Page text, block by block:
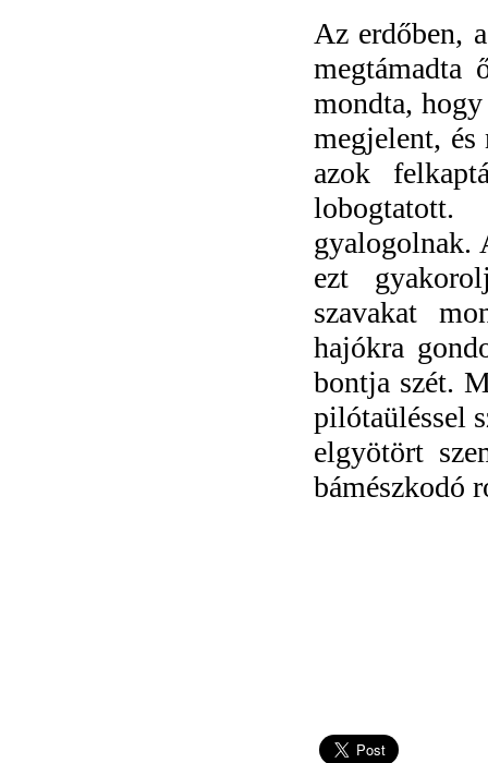
Az erdőben,
megtámadta
mondta,
megjelent,
azok
gyalogolnak.
ezt
szavakat
hajókra
bontja szét.
pilótaüléssel
elgyötört
bámészkodó